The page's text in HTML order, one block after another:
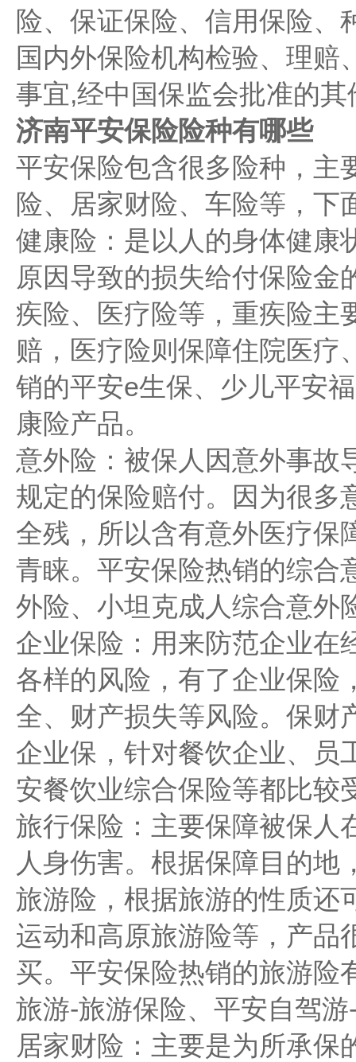
险、保证保险、信用保险、
国内外保险机构检验、理赔
事宜,经中国保监会批准的其
济南平安保险险种有哪些
平安保险包含很多险种，主
险、居家财险、车险等，下
健康险：是以人的身体健康
原因导致的损失给付保险金
疾险、医疗险等，重疾险主
赔，医疗险则保障住院医疗
销的平安e生保、少儿平安
康险产品。
意外险：被保人因意外事故
规定的保险赔付。因为很多
全残，所以含有意外医疗保
青睐。平安保险热销的综合
外险、小坦克成人综合意外
企业保险：用来防范企业在
各样的风险，有了企业保险
全、财产损失等风险。保财
企业保，针对餐饮企业、员
安餐饮业综合保险等都比较
旅行保险：主要保障被保人
人身伤害。根据保障目的地
旅游险，根据旅游的性质还
运动和高原旅游险等，产品
买。平安保险热销的旅游险
旅游-旅游保险、平安自驾
居家财险：主要是为所承保